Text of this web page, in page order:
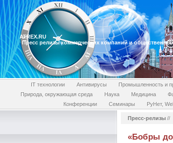
ATREX.RU
Пресс релизы коммерческих компаний и
IT технологии Антивирусы Промышленность и
Природа, окружающая среда
Наука Медицина
Конференции
Семинары РуНет,
Пресс-релизы //
«Бобры